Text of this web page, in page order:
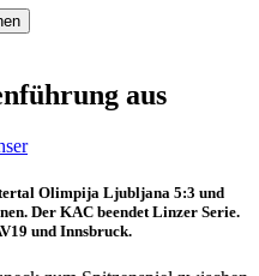
aus
Olimpija Ljubljana 5:3 und
Der KAC beendet Linzer Serie.
und Innsbruck.